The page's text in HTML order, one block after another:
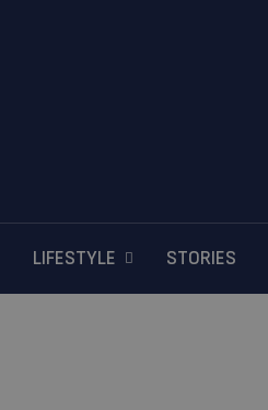
LIFESTYLE STORIES